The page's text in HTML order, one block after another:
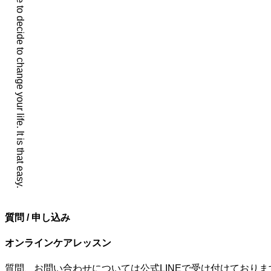
You simply have to decide to change your life. It is that easy.
質問 / 申し込み
オンラインケアレッスン
質問、お問い合わせについては公式LINEで受け付けておりま